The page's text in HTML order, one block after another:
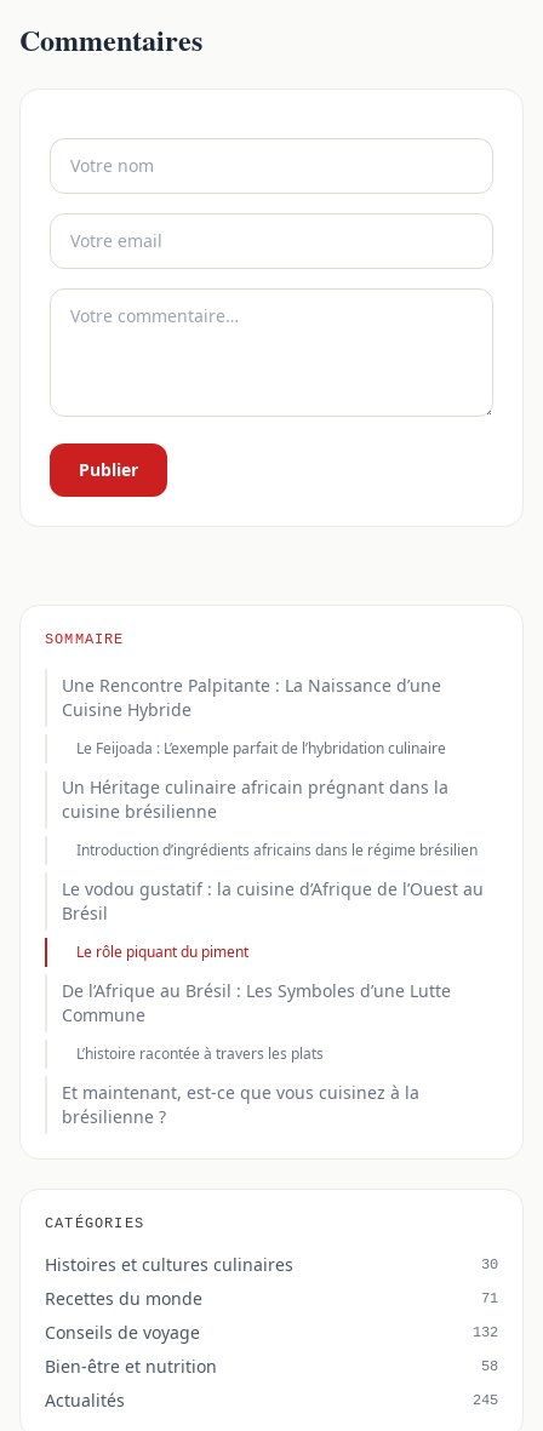
Commentaires
Publier
SOMMAIRE
Une Rencontre Palpitante : La Naissance d’une
Cuisine Hybride
Le Feijoada : L’exemple parfait de l’hybridation culinaire
Un Héritage culinaire africain prégnant dans la
cuisine brésilienne
Introduction d’ingrédients africains dans le régime brésilien
Le vodou gustatif : la cuisine d’Afrique de l’Ouest au
Brésil
Le rôle piquant du piment
De l’Afrique au Brésil : Les Symboles d’une Lutte
Commune
L’histoire racontée à travers les plats
Et maintenant, est-ce que vous cuisinez à la
brésilienne ?
CATÉGORIES
Histoires et cultures culinaires 30
Recettes du monde 71
Conseils de voyage 132
Bien-être et nutrition 58
Actualités 245